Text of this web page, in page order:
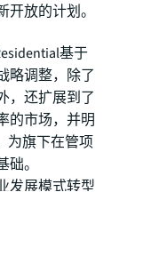
放的计划。
基于
略调整，除了
，还扩展到了
的市场，并明
为旗下在管项
。
发展模式转型
不仅仅是地
一个重要途
平的提升。